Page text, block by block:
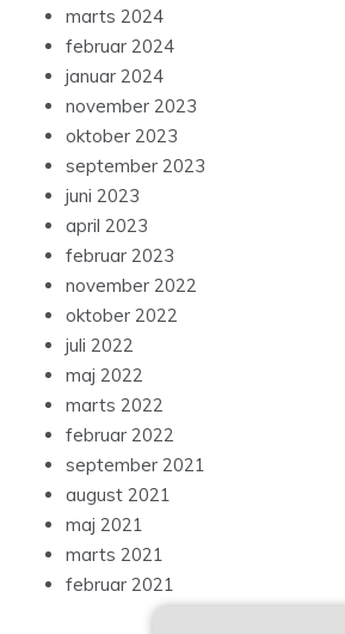
marts 2024
februar 2024
januar 2024
november 2023
oktober 2023
september 2023
juni 2023
april 2023
februar 2023
november 2022
oktober 2022
juli 2022
maj 2022
marts 2022
februar 2022
september 2021
august 2021
maj 2021
marts 2021
februar 2021